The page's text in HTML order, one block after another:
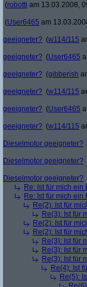
(robotti am 13.03.2008,
(User6465 am
geeigneter? (w114/115
geeigneter? (User6465
geeigneter? (gibberish
geeigneter? (w114/115
geeigneter? (User6465
geeigneter? (w114/115
Dieselmotor geeigneter?
Dieselmotor geeigneter?
Dieselmotor geeigneter?
Re: Ist für mich
Re: Ist für mich
Re(2): Ist für
Re(3): Ist für
Re(2): Ist für
Re(2): Ist für
Re(3): Ist für
Re(3): Ist für
Re(3): Ist für
Re(4): Ist
Re(5):